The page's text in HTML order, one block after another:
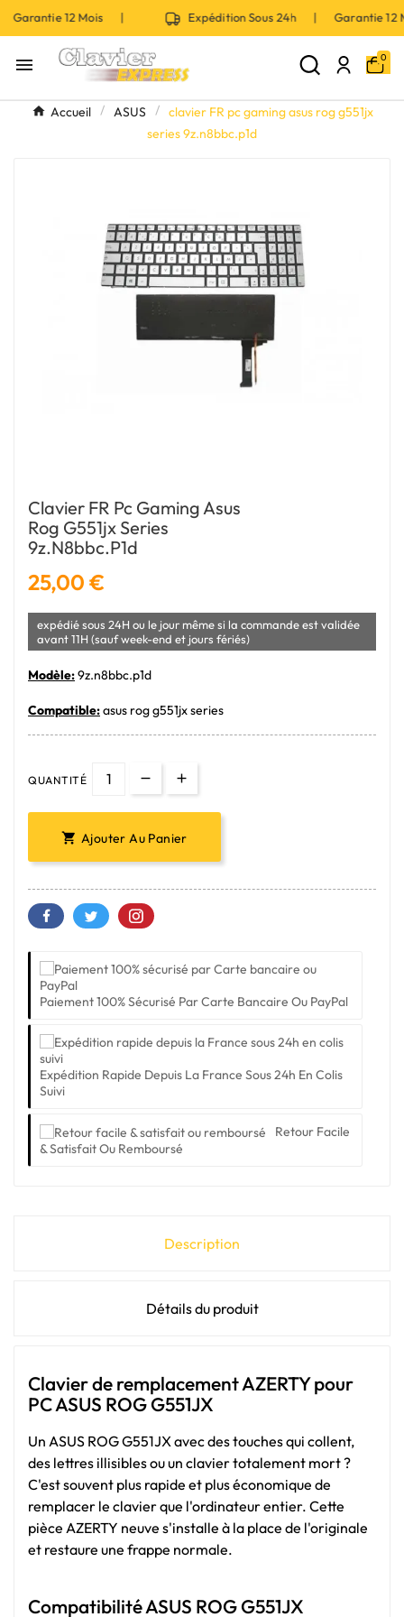
12 Mois | Expédition Sous 24h | Garantie
 0
Accueil ASUS
clavier FR pc gaming asus rog g551jx
series 9z.n8bbc.p1d
Clavier FR Pc Gaming Asus
Rog G551jx Series
9z.n8bbc.p1d
25,00 €
expédié sous 24H ou le jour même si la commande est validée
avant 11H (sauf week-end et jours fériés)
Modèle:9z.n8bbc.p1d
Compatible:asus rog g551jx series
QUANTITÉ
 Ajouter Au Panier
Paiement 100% Sécurisé Par Carte Bancaire Ou PayPal
Expédition Rapide Depuis La France Sous 24h En Colis
Suivi
Retour Facile
& Satisfait Ou Remboursé
Description
Détails du produit
Clavier de remplacement AZERTY pour
PC ASUS ROG G551JX
Un ASUS ROG G551JX avec des touches qui collent,
des lettres illisibles ou un clavier totalement mort ?
C'est souvent plus rapide et plus économique de
remplacer le clavier que l'ordinateur entier. Cette
pièce AZERTY neuve s'installe à la place de l'originale
et restaure une frappe normale.
Compatibilité ASUS ROG G551JX